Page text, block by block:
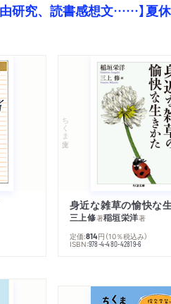
由研究、読書感想文……】夏
ちくま文庫
身近な雑草の愉快な
三上修著稲垣栄洋著
定価:814円 （10％税込み）
ISBN:978-4-480-42819-6